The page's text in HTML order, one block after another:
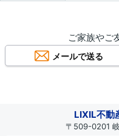
ご家族やご
メールで送る
LIXIL不動
〒509-0201